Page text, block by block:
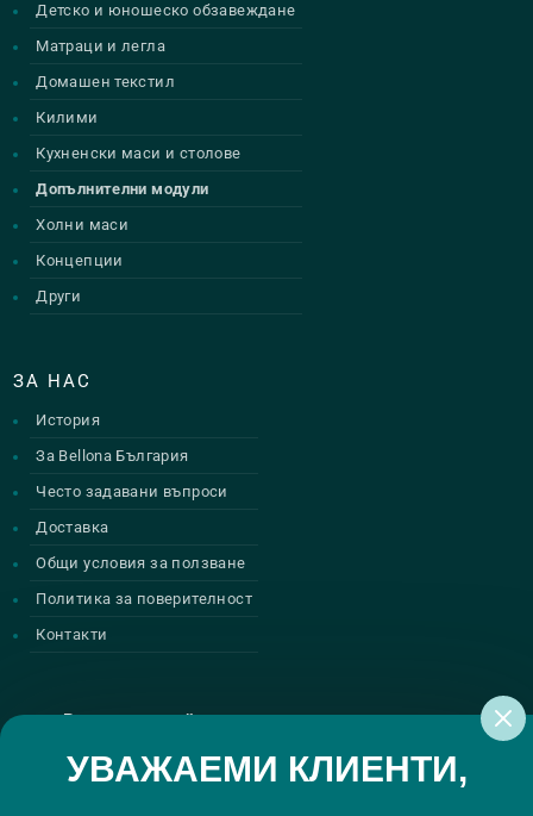
УВАЖАЕМИ КЛИЕНТИ,
Детско и юношеско обзавеждане
Матраци и легла
Домашен текстил
Килими
Кухненски маси и столове
Допълнителни модули
Холни маси
Концепции
Други
ЗА НАС
История
За Bellona България
Често задавани въпроси
Доставка
Общи условия за ползване
Политика за поверителност
Контакти
Регистрирай се за нашите атрактивни